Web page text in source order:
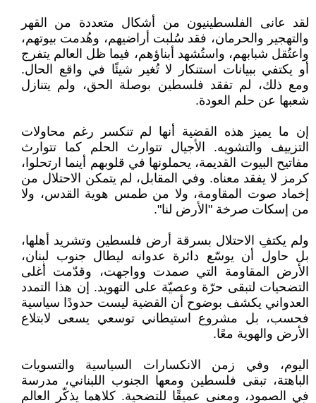
لقد عانى الفلسطينيون من أشكال متعددة من القهر
والتهجير والحرمان، فقد سُلبت أراضيهم، وهُدمت بيوتهم،
واعتُقل شبابهم، واستُشهد أبناؤهم، فيما ظل العالم يتفرج
أو يكتفي ببيانات استنكار لا تُغير شيئًا في واقع الحال.
ومع ذلك، لم تفقد فلسطين بوصلة الحق، ولم يتنازل
شعبها عن حلم العودة.
إن ما يميز هذه القضية أنها لم تنكسر رغم محاولات
التزييف والتشويه. الأجيال تتوارث الحلم كما تتوارث
مفاتيح البيوت القديمة، يحملونها في قلوبهم أينما ارتحلوا،
كرمز لا يفقد معناه. وفي المقابل، لم يتمكن الاحتلال من
إخماد صوت المقاومة، ولا من طمس هوية القدس، ولا
من إسكات صرخة "الأرض لنا".
ولم يكتفِ الاحتلال بسرقة أرض فلسطين وتشريد أهلها،
بل حاول أن يوسّع دائرة عدوانه ليطال جنوب لبنان،
الأرض المقاومة التي صمدت وواجهت، وقدّمت أغلى
التضحيات لتبقى حرّة وعصيّة على التهويد. إن هذا التمدد
العدواني يكشف بوضوح أن القضية ليست حدودًا سياسية
فحسب، بل مشروع استيطاني توسعي يسعى لابتلاع
الأرض والهوية معًا.
اليوم، وفي زمن الانكسارات السياسية والتسويات
الباهتة، تبقى فلسطين ومعها الجنوب اللبناني، مدرسة
في الصمود، ومعنى عميقًا للتضحية. كلاهما يذكّر العالم